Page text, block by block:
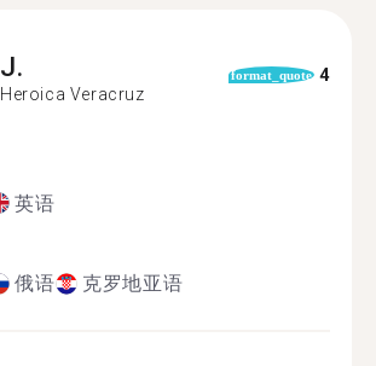
J.
Heroica Veracruz
format_quote 4
英语
俄语 克罗地亚语